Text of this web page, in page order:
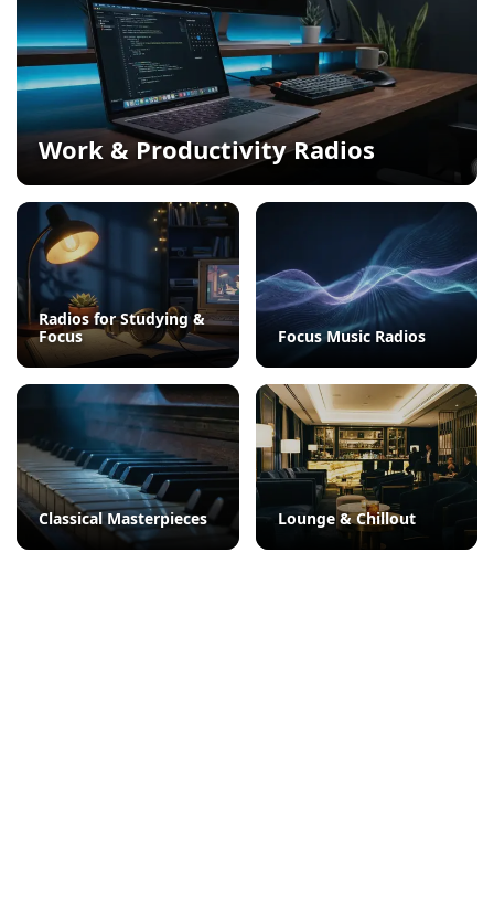
Work & Productivity Radios
Radios for Studying &
Focus
Focus Music Radios
Classical Masterpieces Lounge & Chillout